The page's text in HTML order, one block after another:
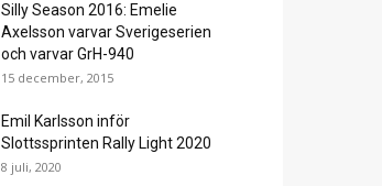
Silly Season 2016: Emelie
Axelsson varvar Sverigeserien
och varvar GrH-940
15 december, 2015
Emil Karlsson inför
Slottssprinten Rally Light 2020
8 juli, 2020